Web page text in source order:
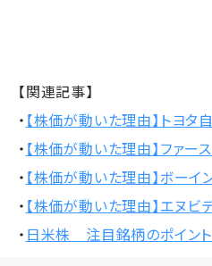
【関連記事】
・ 【株価が動いた理由】トヨタ
・ 【株価が動いた理由】ファー
・ 【株価が動いた理由】ボーイ
・ 【株価が動いた理由】エヌビ
・ 日米株 注目銘柄のポイント